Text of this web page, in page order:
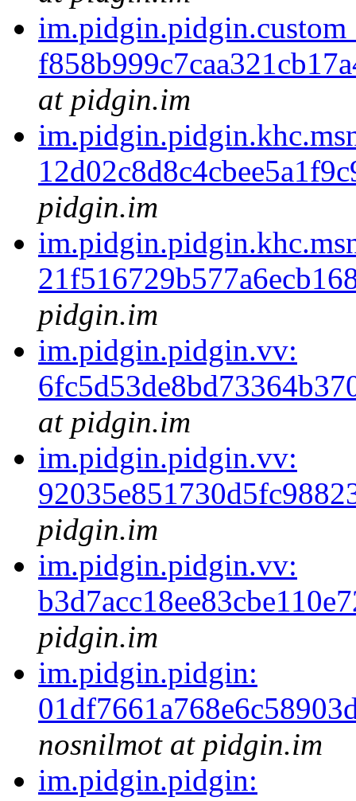
at pidgin.im
pidgin.im
pidgin.im
im.pidgin.pidgin.vv:
at pidgin.im
im.pidgin.pidgin.vv:
pidgin.im
im.pidgin.pidgin.vv:
pidgin.im
im.pidgin.pidgin:
nosnilmot at pidgin.im
im.pidgin.pidgin: